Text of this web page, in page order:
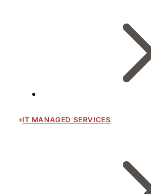
IT MANAGED SERVICES